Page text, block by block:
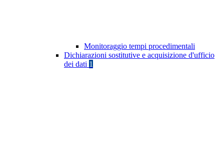
Monitoraggio tempi procedimentali
Dichiarazioni sostitutive e acquisizione d'ufficio
dei dati 1